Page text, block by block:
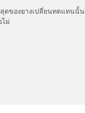
ของยางเปลี่ยนทดแทนนั้น
ม่